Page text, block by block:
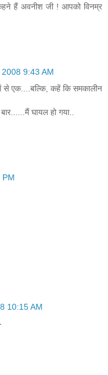
हैं अवनीश जी ! आपको विनम्र
9:43 AM
में से एक....बल्कि, कहें कि समकालीन
घायल हो गया..
10:15 AM